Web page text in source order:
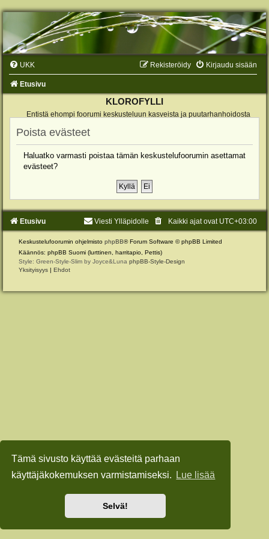
Tämä sivusto käyttää evästeitä parhaan
käyttäjäkokemuksen varmistamiseksi.
Lue lisää
Selvä!
UKK Kirjaudu sisään
Rekisteröidy
Etusivu
KLOROFYLLI
Entistä ehompi foorumi keskusteluun kasveista ja puutarhanhoidosta
Poista evästeet
Haluatko varmasti poistaa tämän keskustelufoorumin asettamat
evästeet?
Etusivu Kaikki ajat ovat UTC+03:00
Viesti Ylläpidolle
Keskustelufoorumin ohjelmisto phpBB® Forum Software © phpBB Limited
Käännös: phpBB Suomi (lurttinen, harritapio, Pettis)
Style: Green-Style-Slim by Joyce&Luna phpBB-Style-Design
Yksityisyys | Ehdot